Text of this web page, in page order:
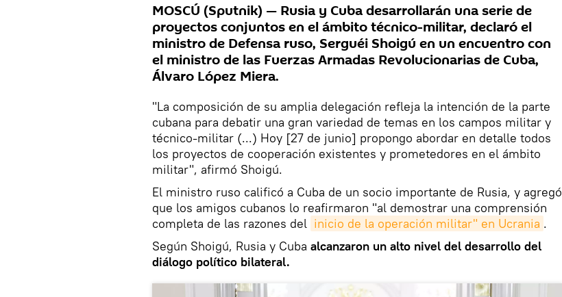
MOSCÚ (Sputnik) — Rusia y Cuba desarrollarán una serie de
proyectos conjuntos en el ámbito técnico-militar, declaró el
ministro de Defensa ruso, Serguéi Shoigú en un encuentro con
el ministro de las Fuerzas Armadas Revolucionarias de Cuba,
Álvaro López Miera.
"La composición de su amplia delegación refleja la intención de la parte
cubana para debatir una gran variedad de temas en los campos militar y
técnico-militar (...) Hoy [27 de junio] propongo abordar en detalle todos
los proyectos de cooperación existentes y prometedores en el ámbito
militar", afirmó Shoigú.
El ministro ruso calificó a Cuba de un socio importante de Rusia, y agregó
que los amigos cubanos lo reafirmaron "al demostrar una comprensión
completa de las razones del inicio de la operación militar" en Ucrania .
Según Shoigú, Rusia y Cuba alcanzaron un alto nivel del desarrollo del
diálogo político bilateral.